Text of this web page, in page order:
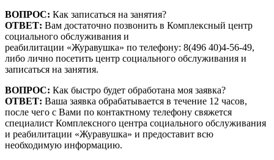
ВОПРОС: Как записаться на занятия?
ОТВЕТ: Вам достаточно позвонить в Комплексный центр
социального обслуживания и
реабилитации «Журавушка» по телефону: 8(496 40)4-56-49,
либо лично посетить центр социального обслуживания и
записаться на занятия.
ВОПРОС: Как быстро будет обработана моя заявка?
ОТВЕТ: Ваша заявка обрабатывается в течение 12 часов,
после чего с Вами по контактному телефону свяжется
специалист Комплексного центра социального обслуживания
и реабилитации «Журавушка» и предоставит всю
необходимую информацию.